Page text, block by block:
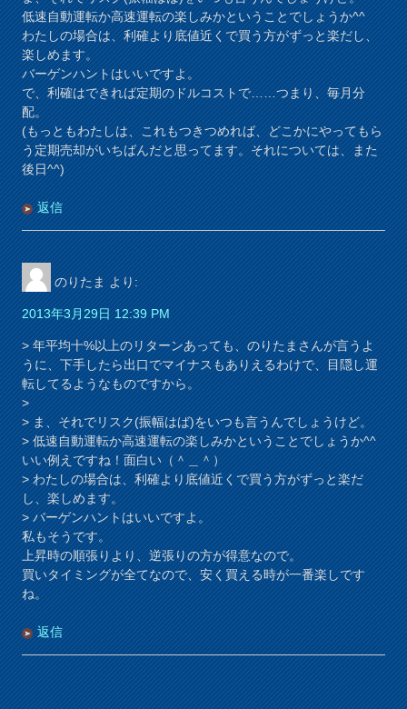
低速自動運転か高速運転の楽しみかということでしょうか^^
わたしの場合は、利確より底値近くで買う方がずっと楽だし、
楽しめます。
バーゲンハントはいいですよ。
で、利確はできれば定期のドルコストで……つまり、毎月分
配。
(もっともわたしは、これもつきつめれば、どこかにやってもら
う定期売却がいちばんだと思ってます。それについては、また
後日^^)
返信
のりたま より:
2013年3月29日 12:39 PM
> 年平均十%以上のリターンあっても、のりたまさんが言うよ
うに、下手したら出口でマイナスもありえるわけで、目隠し運
転してるようなものですから。
>
> ま、それでリスク(振幅はば)をいつも言うんでしょうけど。
> 低速自動運転か高速運転の楽しみかということでしょうか^^
いい例えですね！面白い（＾＿＾）
> わたしの場合は、利確より底値近くで買う方がずっと楽だ
し、楽しめます。
> バーゲンハントはいいですよ。
私もそうです。
上昇時の順張りより、逆張りの方が得意なので。
買いタイミングが全てなので、安く買える時が一番楽しです
ね。
返信